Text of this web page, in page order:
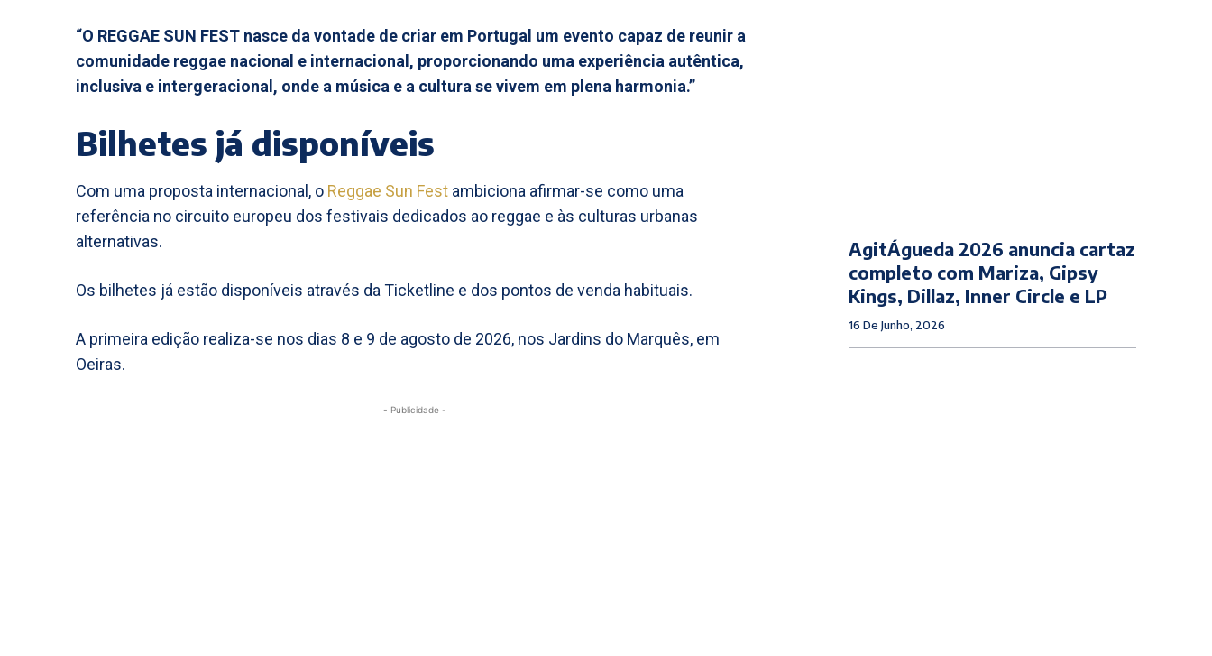
“O REGGAE SUN FEST nasce da vontade de criar em Portugal um evento capaz de reunir a
comunidade reggae nacional e internacional, proporcionando uma experiência autêntica,
inclusiva e intergeracional, onde a música e a cultura se vivem em plena harmonia.”
Bilhetes já disponíveis
Com uma proposta internacional, o Reggae Sun Fest ambiciona afirmar-se como uma
referência no circuito europeu dos festivais dedicados ao reggae e às culturas urbanas
alternativas.
Os bilhetes já estão disponíveis através da Ticketline e dos pontos de venda habituais.
A primeira edição realiza-se nos dias 8 e 9 de agosto de 2026, nos Jardins do Marquês, em
Oeiras.
- Publicidade -
AgitÁgueda 2026 anuncia cartaz
completo com Mariza, Gipsy
Kings, Dillaz, Inner Circle e LP
16 De Junho, 2026